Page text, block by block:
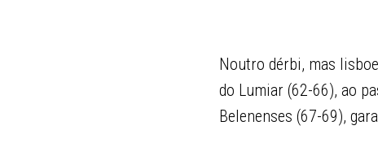
Noutro dérbi, mas
do Lumiar (62-66), ao
Belenenses (67-69),